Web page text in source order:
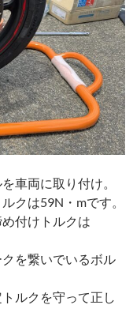
車両に取り付け。
クは59N・mです。
付けトルクは
を繋いでいるボル
ルクを守って正し